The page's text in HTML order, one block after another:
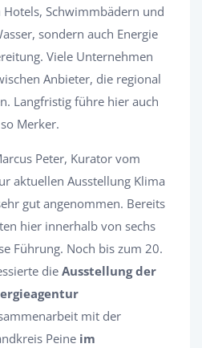
Schwimmbädern und
sondern auch Energie
Viele Unternehmen
Anbieter, die regional
Langfristig führe hier auch
Merker.
Peter, Kurator vom
aktuellen Ausstellung Klima
gut angenommen. Bereits
hier innerhalb von sechs
Führung. Noch bis zum 20.
die Ausstellung der
mit der
Peine im